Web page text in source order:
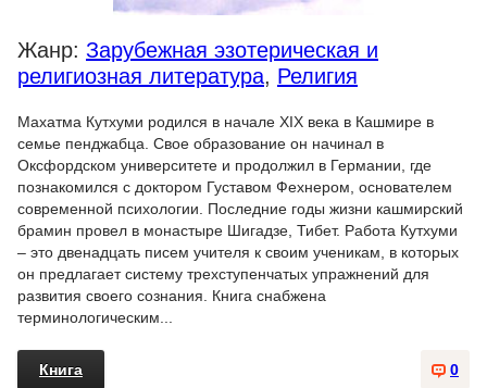
Жанр: Зарубежная эзотерическая и
религиозная литература, Религия
Махатма Кутхуми родился в начале XIX века в Кашмире в
семье пенджабца. Свое образование он начинал в
Оксфордском университете и продолжил в Германии, где
познакомился с доктором Густавом Фехнером, основателем
современной психологии. Последние годы жизни кашмирский
брамин провел в монастыре Шигадзе, Тибет. Работа Кутхуми
– это двенадцать писем учителя к своим ученикам, в которых
он предлагает систему трехступенчатых упражнений для
развития своего сознания. Книга снабжена
терминологическим...
0
Книга